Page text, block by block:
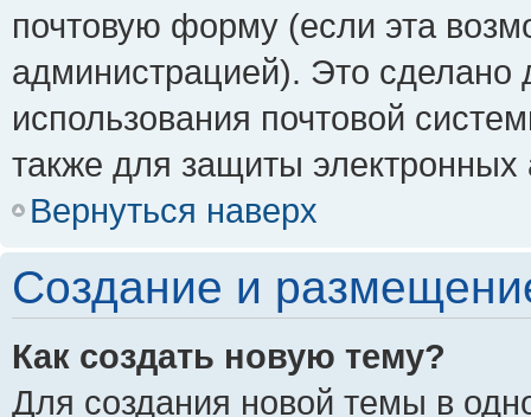
почтовую форму (если эта
администрацией). Это сделано
использования почтовой
также для защиты электронных
Вернуться наверх
Создание и
Как создать новую тему?
Для создания новой темы в